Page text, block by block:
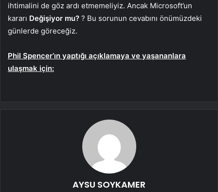
ihtimalini de göz ardı etmemeliyiz. Ancak Microsoft’un
kararı Değişiyor mu? ? Bu sorunun cevabını önümüzdeki
günlerde göreceğiz.
Phil Spencer’ın yaptığı açıklamaya ve yaşananlara
ulaşmak için:
AYSU SOYKAMER